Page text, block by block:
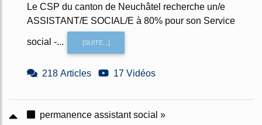
Le CSP du canton de Neuchâtel recherche un/e
ASSISTANT/E SOCIAL/E à 80% pour son Service
social -... [SUITE...]
218 Articles 17 Vidéos
permanence assistant social »